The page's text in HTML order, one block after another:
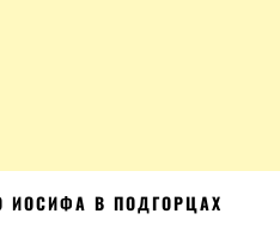
ИОСИФА В ПОДГОРЦАХ